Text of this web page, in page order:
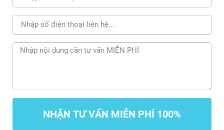
NHẬN TƯ VẤN MIỄN PHÍ 100%